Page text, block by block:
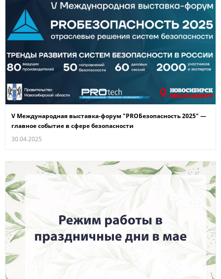
V Международная выставка-форум "PROБезопасность 2025" —
главное событие в сфере безопасности
30.04.2025